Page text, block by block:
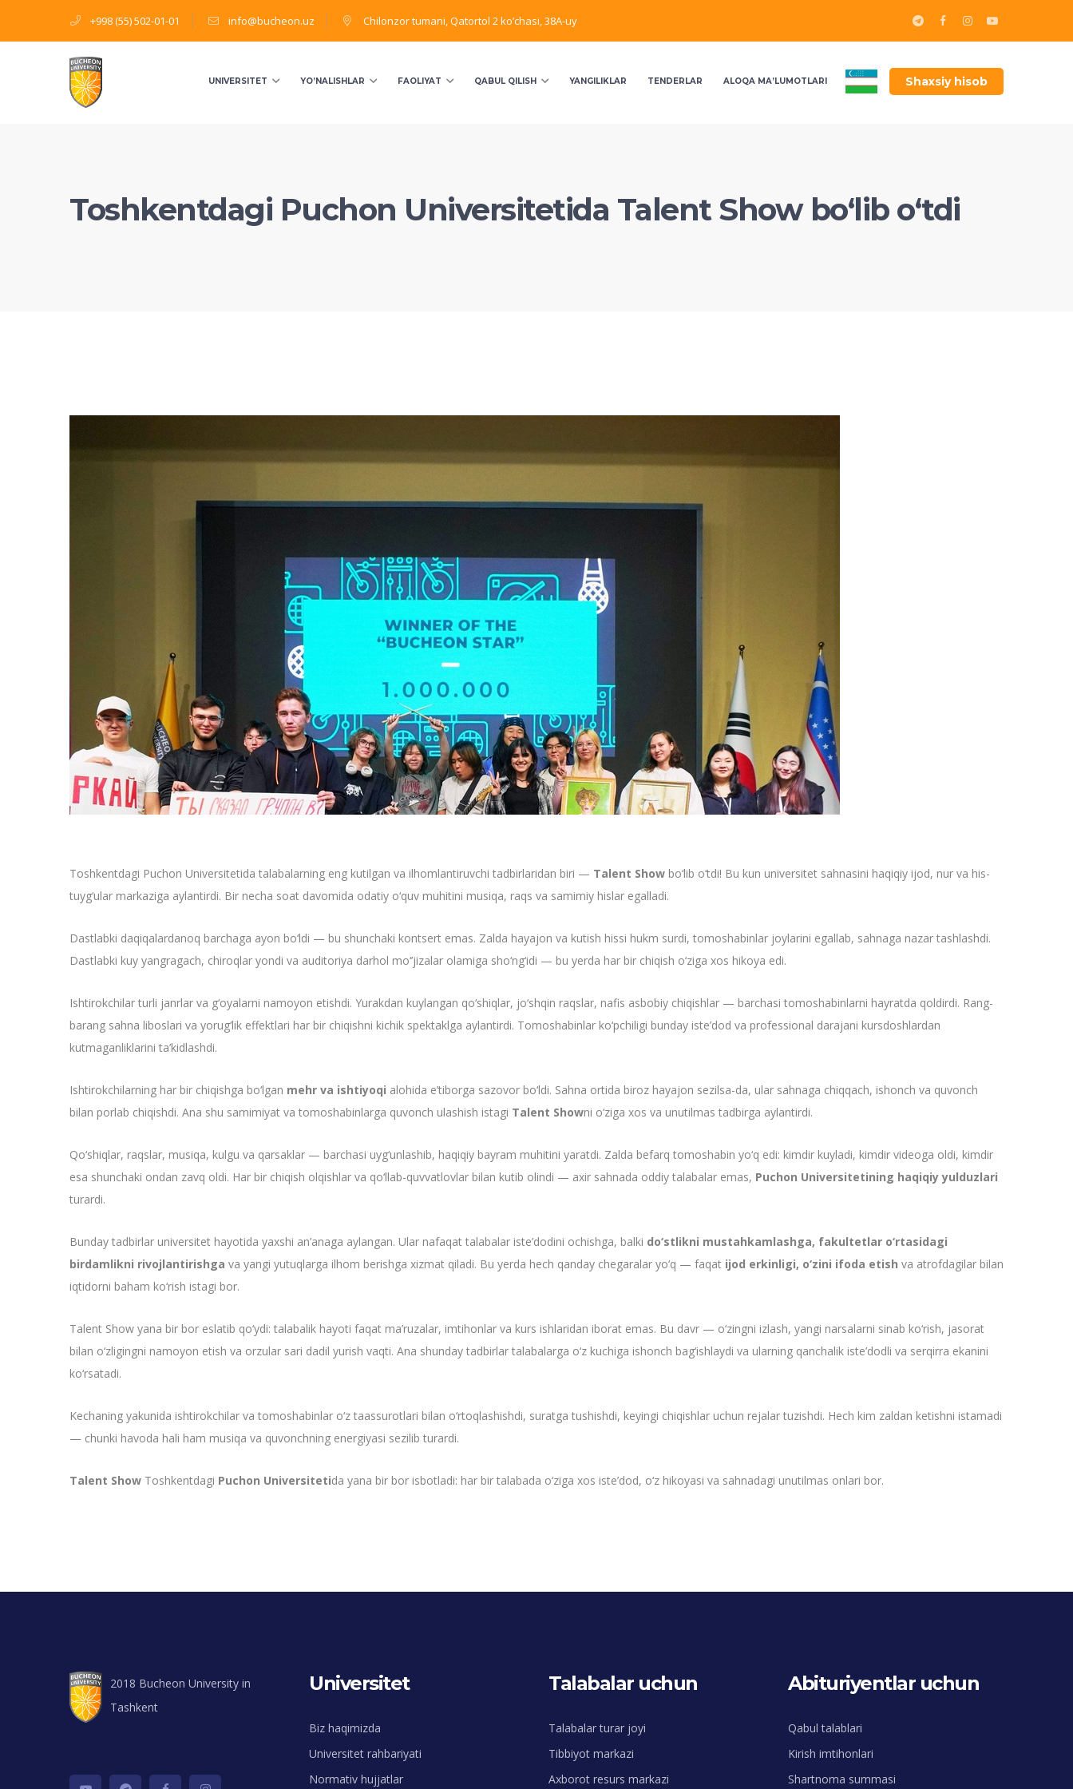
+998 (55) 502-01-01 info@bucheon.uz Chilonzor tumani, Qatortol 2 ko’chasi, 38A-uy
Shaxsiy hisob
UNIVERSITET YO’NALISHLAR FAOLIYAT QABUL QILISH YANGILIKLAR TENDERLAR ALOQA MA’LUMOTLARI
Toshkentdagi Puchon Universitetida Talent Show bo‘lib o‘tdi
Toshkentdagi Puchon Universitetida talabalarning eng kutilgan va ilhomlantiruvchi tadbirlaridan biri — Talent Show bo‘lib o‘tdi! Bu kun universitet sahnasini haqiqiy ijod, nur va his-
tuyg‘ular markaziga aylantirdi. Bir necha soat davomida odatiy o‘quv muhitini musiqa, raqs va samimiy hislar egalladi.
Dastlabki daqiqalardanoq barchaga ayon bo‘ldi — bu shunchaki kontsert emas. Zalda hayajon va kutish hissi hukm surdi, tomoshabinlar joylarini egallab, sahnaga nazar tashlashdi.
Dastlabki kuy yangragach, chiroqlar yondi va auditoriya darhol mo‘’jizalar olamiga sho‘ng‘idi — bu yerda har bir chiqish o‘ziga xos hikoya edi.
Ishtirokchilar turli janrlar va g‘oyalarni namoyon etishdi. Yurakdan kuylangan qo‘shiqlar, jo‘shqin raqslar, nafis asbobiy chiqishlar — barchasi tomoshabinlarni hayratda qoldirdi. Rang-
barang sahna liboslari va yorug‘lik effektlari har bir chiqishni kichik spektaklga aylantirdi. Tomoshabinlar ko‘pchiligi bunday iste’dod va professional darajani kursdoshlardan
kutmaganliklarini ta’kidlashdi.
Ishtirokchilarning har bir chiqishga bo‘lgan mehr va ishtiyoqi alohida e’tiborga sazovor bo‘ldi. Sahna ortida biroz hayajon sezilsa-da, ular sahnaga chiqqach, ishonch va quvonch
bilan porlab chiqishdi. Ana shu samimiyat va tomoshabinlarga quvonch ulashish istagi Talent Showni o‘ziga xos va unutilmas tadbirga aylantirdi.
Qo‘shiqlar, raqslar, musiqa, kulgu va qarsaklar — barchasi uyg‘unlashib, haqiqiy bayram muhitini yaratdi. Zalda befarq tomoshabin yo‘q edi: kimdir kuyladi, kimdir videoga oldi, kimdir
esa shunchaki ondan zavq oldi. Har bir chiqish olqishlar va qo‘llab-quvvatlovlar bilan kutib olindi — axir sahnada oddiy talabalar emas, Puchon Universitetining haqiqiy yulduzlari
turardi.
Bunday tadbirlar universitet hayotida yaxshi an’anaga aylangan. Ular nafaqat talabalar iste’dodini ochishga, balki do‘stlikni mustahkamlashga, fakultetlar o‘rtasidagi
birdamlikni rivojlantirishga va yangi yutuqlarga ilhom berishga xizmat qiladi. Bu yerda hech qanday chegaralar yo‘q — faqat ijod erkinligi, o‘zini ifoda etish va atrofdagilar bilan
iqtidorni baham ko‘rish istagi bor.
Talent Show yana bir bor eslatib qo‘ydi: talabalik hayoti faqat ma’ruzalar, imtihonlar va kurs ishlaridan iborat emas. Bu davr — o‘zingni izlash, yangi narsalarni sinab ko‘rish, jasorat
bilan o‘zligingni namoyon etish va orzular sari dadil yurish vaqti. Ana shunday tadbirlar talabalarga o‘z kuchiga ishonch bag‘ishlaydi va ularning qanchalik iste’dodli va serqirra ekanini
ko‘rsatadi.
Kechaning yakunida ishtirokchilar va tomoshabinlar o‘z taassurotlari bilan o‘rtoqlashishdi, suratga tushishdi, keyingi chiqishlar uchun rejalar tuzishdi. Hech kim zaldan ketishni istamadi
— chunki havoda hali ham musiqa va quvonchning energiyasi sezilib turardi.
Talent Show Toshkentdagi Puchon Universitetida yana bir bor isbotladi: har bir talabada o‘ziga xos iste’dod, o‘z hikoyasi va sahnadagi unutilmas onlari bor.
2018 Bucheon University in
Tashkent
Universitet
Biz haqimizda
Universitet rahbariyati
Normativ hujjatlar
Talabalar uchun
Talabalar turar joyi
Tibbiyot markazi
Axborot resurs markazi
Abituriyentlar uchun
Qabul talablari
Kirish imtihonlari
Shartnoma summasi